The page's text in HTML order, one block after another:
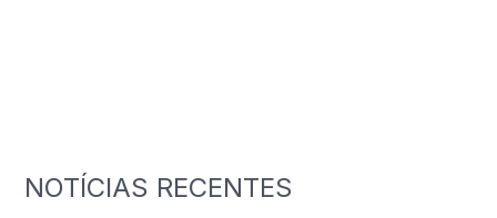
NOTÍCIAS RECENTES